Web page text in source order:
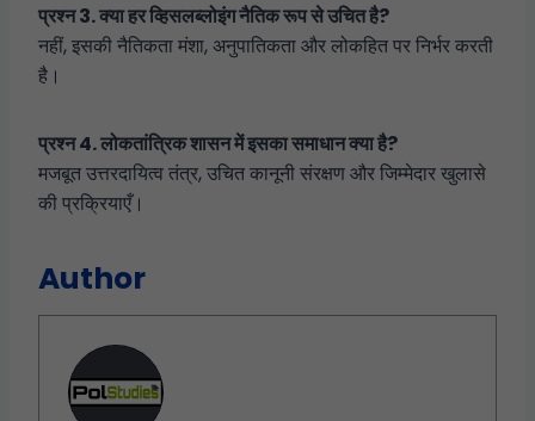
प्रश्न 3. क्या हर व्हिसलब्लोइंग नैतिक रूप से उचित है?
नहीं, इसकी नैतिकता मंशा, अनुपातिकता और लोकहित पर निर्भर करती
है।
प्रश्न 4. लोकतांत्रिक शासन में इसका समाधान क्या है?
मजबूत उत्तरदायित्व तंत्र, उचित कानूनी संरक्षण और जिम्मेदार खुलासे
की प्रक्रियाएँ।
Author